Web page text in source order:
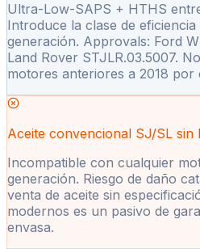
Ultra-Low-SAPS + HTHS
Introduce la clase de eficiencia
generación. Approvals: Ford
Land Rover STJLR.03.5007.
motores anteriores a 2018 por
Aceite convencional SJ/SL sin
Incompatible con cualquier
generación. Riesgo de daño
venta de aceite sin
modernos es un pasivo de
envasa.